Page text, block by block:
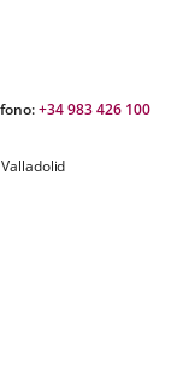
+34 983 426 100